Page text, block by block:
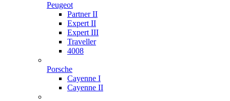
Peugeot
Partner II
Expert II
Expert III
Traveller
4008
Porsche
Cayenne I
Cayenne II